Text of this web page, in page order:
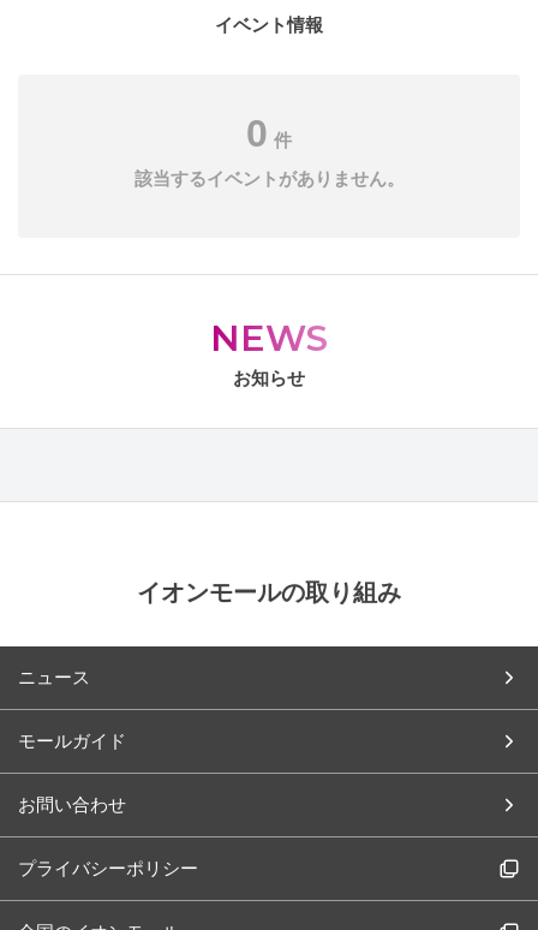
イベント情報
0 件
該当するイベントがありません。
NEWS
お知らせ
イオンモールの取り組み
ニュース
モールガイド
お問い合わせ
プライバシーポリシー